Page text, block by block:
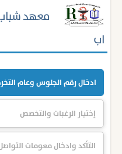
معهد شباب
اب
ادخال رقم الجلوس وعام
إختيار الرغبات والتخصص
التأكد وادخال معومات